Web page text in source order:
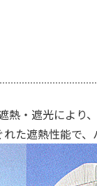
熱・遮光によ
た遮熱性能で